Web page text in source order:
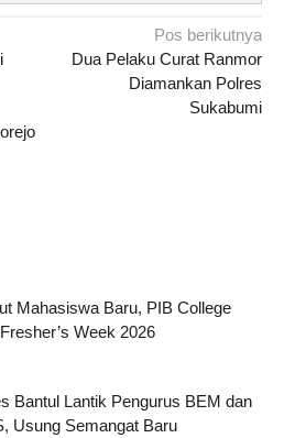
Pos berikutnya
Dua Pelaku Curat Ranmor
Diamankan Polres
Sukabumi
Mahasiswa Baru, PIB College
Week 2026
Bantul Lantik Pengurus BEM dan
Usung Semangat Baru